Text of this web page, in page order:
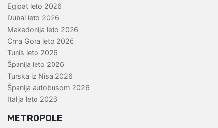
Egipat leto 2026
Dubai leto 2026
Makedonija leto 2026
Crna Gora leto 2026
Tunis leto 2026
Španija leto 2026
Turska iz Nisa 2026
Španija autobusom 2026
Italija leto 2026
METROPOLE